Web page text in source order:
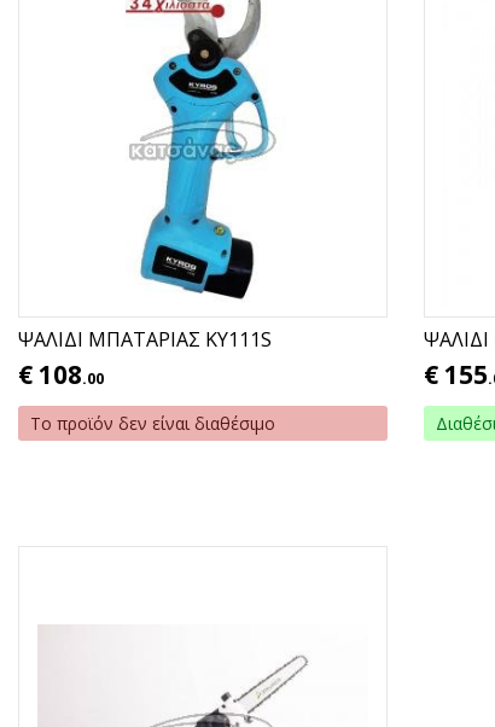
ΨΑΛΙΔΙ ΜΠΑΤΑΡΙΑΣ ΚΥ111S
€ 108.00
Το προϊόν δεν είναι διαθέσιμο
€ 155